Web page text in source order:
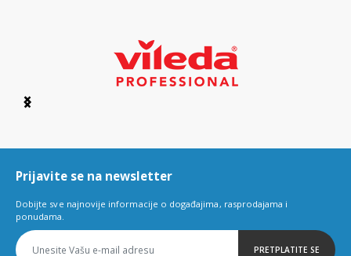
Item
6
Prijavite se na newsletter
Dobijte sve najnovije informacije o događajima, rasprodajama i
ponudama.
PRETPLATITE SE